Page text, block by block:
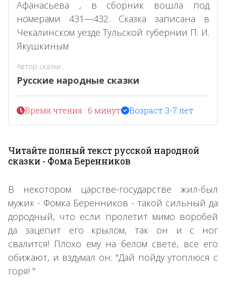
Афанасьева , в сборник вошла под
номерами 431—432. Сказка записана в
Чекалинском уезде Тульской губернии П. И.
Якушкиным
Автор сказки
Русские народные сказки
Время чтения : 6 минут Возраст 3-7 лет
Читайте полный текст русской народной
сказки - Фома Беренников
В некотором царстве-государстве жил-был
мужик - Фомка Беренников - такой сильный да
дородный, что если пролетит мимо воробей
да зацепит его крылом, так он и с ног
свалится! Плохо ему на белом свете, все его
обижают, и вздумал он: "Дай пойду утоплюся с
горя! "